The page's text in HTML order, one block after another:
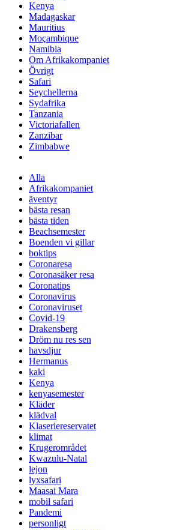
Kenya
Madagaskar
Mauritius
Moçambique
Namibia
Om Afrikakompaniet
Övrigt
Safari
Seychellerna
Sydafrika
Tanzania
Victoriafallen
Zanzibar
Zimbabwe
Alla
Afrikakompaniet
äventyr
bästa resan
bästa tiden
Beachsemester
Boenden vi gillar
boktips
Coronaresa
Coronasäker resa
Coronatips
Coronavirus
Coronaviruset
Covid-19
Drakensberg
Dröm nu res sen
havsdjur
Hermanus
kaki
Kenya
kenyasemester
Kläder
klädval
Klaseriereservatet
klimat
Krugerområdet
Kwazulu-Natal
lejon
lyxsafari
Maasai Mara
mobil safari
Pandemi
personligt